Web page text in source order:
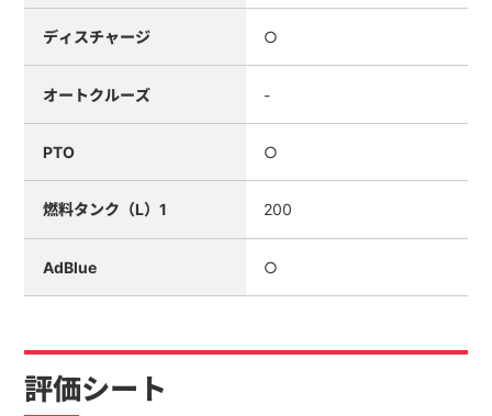
ディスチャージ ○
オートクルーズ -
PTO ○
燃料タンク（L）1 200
AdBlue ○
評価シート